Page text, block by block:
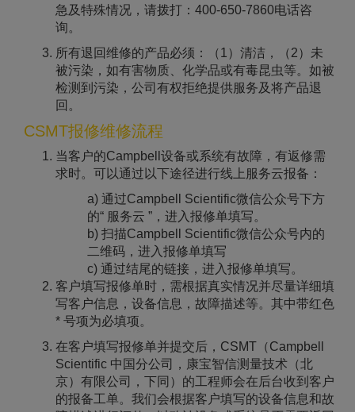
急及特殊情况，请拨打：400-650-7860电话咨
询。
所有退回维修的产品必须：（1）清洁，（2）未
被污染，如有害物质、化学品或有毒昆虫等。如被
检测到污染，公司有权拒绝提供服务及将产品退
回。
CSMT报修维修流程
当客户的Campbell设备或系统有故障，有返修需
求时。可以通过以下途径进行线上服务云报备：
a) 通过Campbell Scientific微信公众号下方
的“ 服务云 ”，进入报修单填写。
b) 扫描Campbell Scientific微信公众号内的
二维码，进入报修单填写
c) 通过结尾的链接，进入报修单填写。
客户填写报修单时，需根据真实情况并尽量详细填
写客户信息，设备信息，故障描述等。其中带红色
* 号项为必填项。
在客户填写报修单并提交后，CSMT（Campbell
Scientific 中国分公司，康宝智信测量技术（北
京）有限公司，下同）的工程师会在后台收到客户
的报备工单。我们会根据客户填写的设备信息和故